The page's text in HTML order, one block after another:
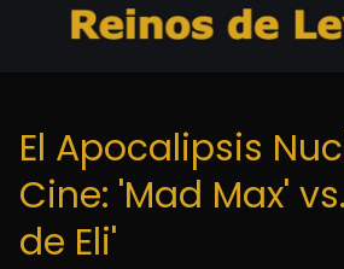
El Apocalipsis
Cine: 'Mad Max'
de Eli'